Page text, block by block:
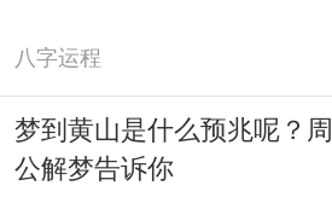
八字运程
梦到黄山是什么预兆呢？周
公解梦告诉你